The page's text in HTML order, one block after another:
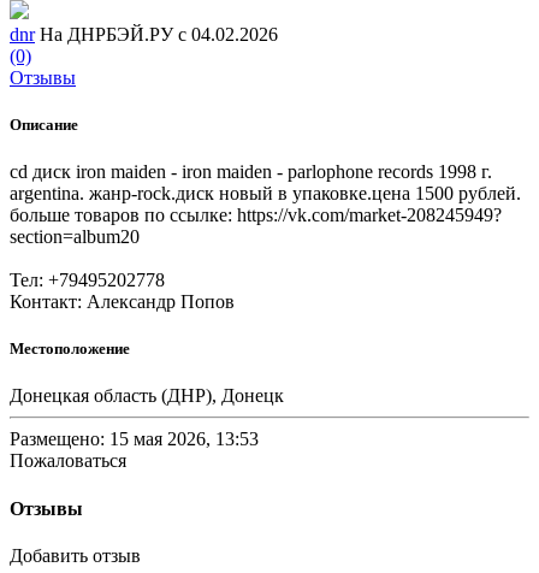
dnr На ДНРБЭЙ.РУ с 04.02.2026
(0)
Отзывы
Описание
cd диск iron maiden - iron maiden - parlophone records 1998 г.
argentina. жанр-rock.диск новый в упаковке.цена 1500 рублей.
больше товаров по ссылке: https://vk.com/market-208245949?
section=album20
Тел: +79495202778
Контакт: Александр Попов
Местоположение
Донецкая область (ДНР), Донецк
Размещено: 15 мая 2026, 13:53
Пожаловаться
Отзывы
Добавить отзыв